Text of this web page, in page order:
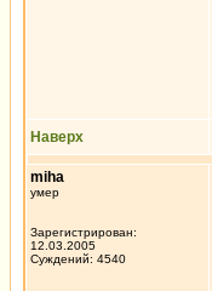
Наверх
miha
умер
Зарегистрирован:
12.03.2005
Суждений: 4540